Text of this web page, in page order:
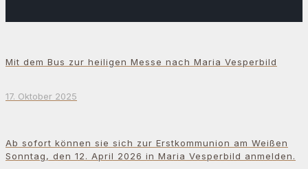
Mit dem Bus zur heiligen Messe nach Maria Vesperbild
17. Oktober 2025
Ab sofort können sie sich zur Erstkommunion am Weißen
Sonntag, den 12. April 2026 in Maria Vesperbild anmelden.